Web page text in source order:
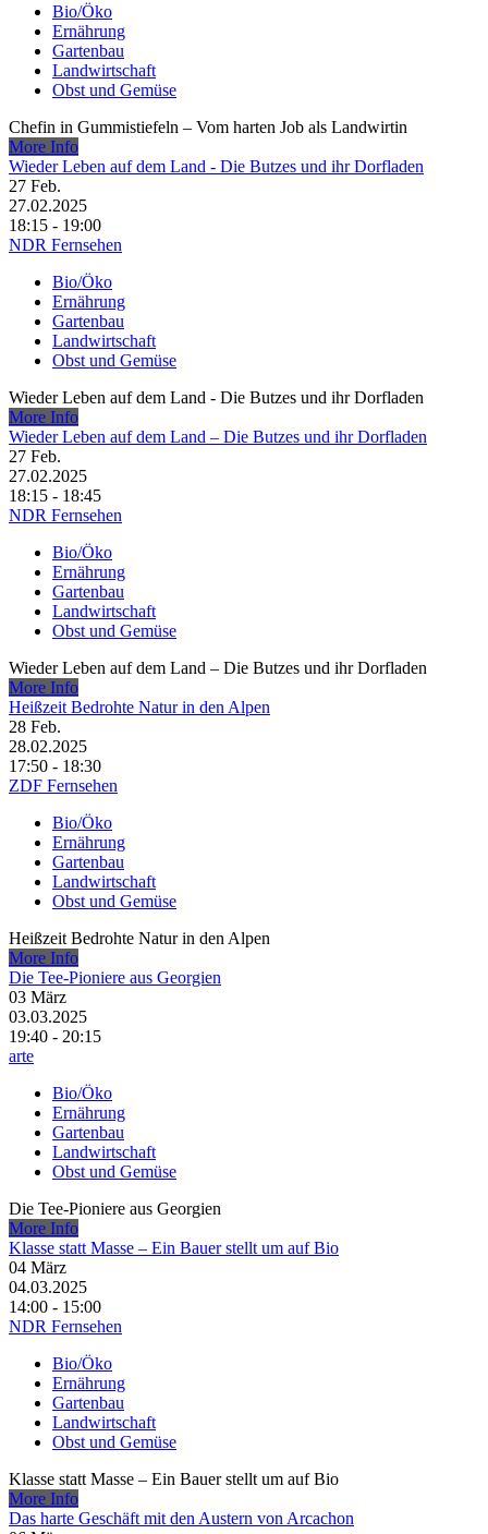
Bio/Öko
Ernährung
Gartenbau
Landwirtschaft
Obst und Gemüse
Chefin in Gummistiefeln – Vom harten Job als Landwirtin
More Info
Wieder Leben auf dem Land - Die Butzes und ihr Dorfladen
27 Feb.
27.02.2025
18:15 - 19:00
NDR Fernsehen
Bio/Öko
Ernährung
Gartenbau
Landwirtschaft
Obst und Gemüse
Wieder Leben auf dem Land - Die Butzes und ihr Dorfladen
More Info
Wieder Leben auf dem Land – Die Butzes und ihr Dorfladen
27 Feb.
27.02.2025
18:15 - 18:45
NDR Fernsehen
Bio/Öko
Ernährung
Gartenbau
Landwirtschaft
Obst und Gemüse
Wieder Leben auf dem Land – Die Butzes und ihr Dorfladen
More Info
Heißzeit Bedrohte Natur in den Alpen
28 Feb.
28.02.2025
17:50 - 18:30
ZDF Fernsehen
Bio/Öko
Ernährung
Gartenbau
Landwirtschaft
Obst und Gemüse
Heißzeit Bedrohte Natur in den Alpen
More Info
Die Tee-Pioniere aus Georgien
03 März
03.03.2025
19:40 - 20:15
arte
Bio/Öko
Ernährung
Gartenbau
Landwirtschaft
Obst und Gemüse
Die Tee-Pioniere aus Georgien
More Info
Klasse statt Masse – Ein Bauer stellt um auf Bio
04 März
04.03.2025
14:00 - 15:00
NDR Fernsehen
Bio/Öko
Ernährung
Gartenbau
Landwirtschaft
Obst und Gemüse
Klasse statt Masse – Ein Bauer stellt um auf Bio
More Info
Das harte Geschäft mit den Austern von Arcachon